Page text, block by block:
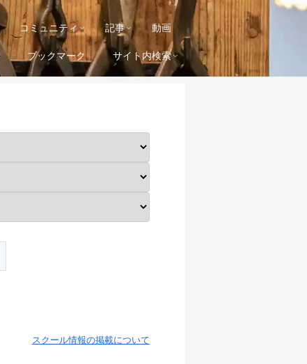
コミュニティ 記事 動画
ブックマーク サイト内検索
スクール情報の掲載について